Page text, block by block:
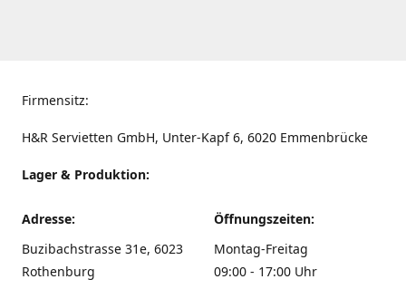
Firmensitz:
H&R Servietten GmbH, Unter-Kapf 6, 6020 Emmenbrücke
Lager & Produktion:
Adresse:
Buzibachstrasse 31e, 6023
Rothenburg
Öffnungszeiten:
Montag-Freitag
09:00 - 17:00 Uhr